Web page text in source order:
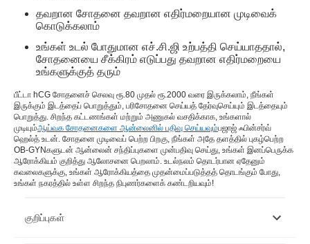
தவறான சோதனை தவறான எதிர்மறையான முடிவைக்
கொடுக்கலாம்
உங்கள் உடல் போதுமான எச்.சி.ஜி உற்பத்தி செய்யாததால்,
சோதனையை சீக்கிரம் எடுப்பது தவறான எதிர்மறையை
உங்களுக்குத் தரும்
பீட்டா hCG சோதனைச் செலவு ரூ.80 முதல் ரூ.2000 வரை இருக்கலாம், நீங்கள்
இருக்கும் இடத்தைப் பொறுத்தும், பரிசோதனை செய்யத் தேர்வுசெய்யும் இடத்தையும்
பொறுத்து. சிறந்த கட்டணங்கள் மற்றும் அணுகல் வசதிக்காக, உங்களால்
முடியும்ஆய்வக சோதனைகளை ஆன்லைனில் பதிவு செய்யவும்பஜாஜ் ஃபின்சர்வ்
ஹெல்த் உடன். சோதனை முடிவைப் பெற்ற பிறகு, நீங்கள் அதே தளத்தில் புகழ்பெற்ற
OB-GYNகளுடன் ஆன்லைன் சந்திப்புகளை முன்பதிவு செய்து, உங்கள் இனப்பெருக்க
ஆரோக்கியம் குறித்து ஆலோசனை பெறலாம். உடல்நலம் தொடர்பான ஏதேனும்
கவலைகளுக்கு, உங்கள் ஆரோக்கியத்தை முதன்மைப்படுத்தத் தொடங்கும் போது, ​​
உங்கள் நகரத்தில் உள்ள சிறந்த நிபுணர்களைக் கண்டறியவும்!
குறிப்புகள்